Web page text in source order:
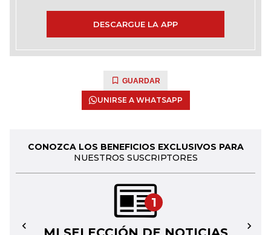
DESCARGUE LA APP
GUARDAR
UNIRSE A WHATSAPP
CONOZCA LOS BENEFICIOS EXCLUSIVOS PARA
NUESTROS SUSCRIPTORES
1
← →